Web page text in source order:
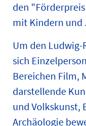
den
mit Kindern und
Um den
sich
Bereichen Film,
darstellende
und Volkskunst,
Archäologie